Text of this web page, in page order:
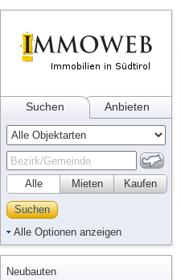
Suchen Anbieten
Alle Kaufen
Mieten
Suchen
Alle Optionen anzeigen
Neubauten